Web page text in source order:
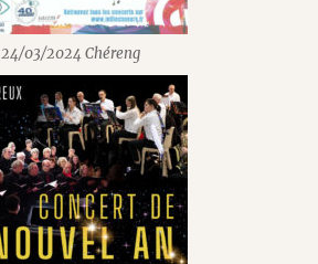
24/03/2024 Chéreng